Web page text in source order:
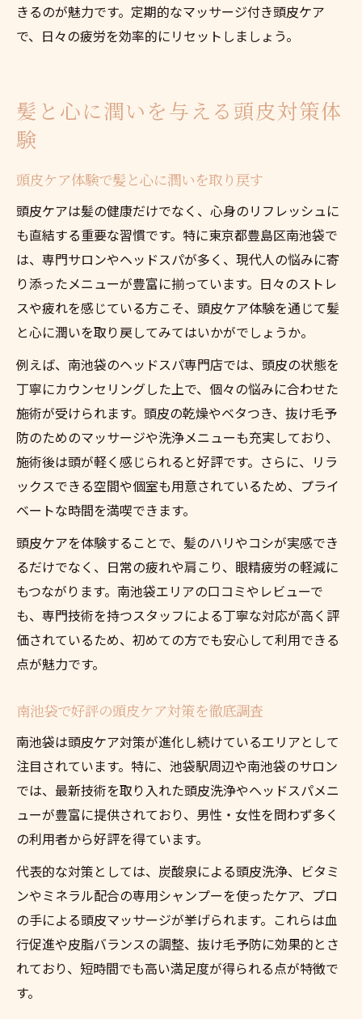
きるのが魅力です。定期的なマッサージ付き頭皮ケア
で、日々の疲労を効率的にリセットしましょう。
髪と心に潤いを与える頭皮対策体
験
頭皮ケア体験で髪と心に潤いを取り戻す
頭皮ケアは髪の健康だけでなく、心身のリフレッシュに
も直結する重要な習慣です。特に東京都豊島区南池袋で
は、専門サロンやヘッドスパが多く、現代人の悩みに寄
り添ったメニューが豊富に揃っています。日々のストレ
スや疲れを感じている方こそ、頭皮ケア体験を通じて髪
と心に潤いを取り戻してみてはいかがでしょうか。
例えば、南池袋のヘッドスパ専門店では、頭皮の状態を
丁寧にカウンセリングした上で、個々の悩みに合わせた
施術が受けられます。頭皮の乾燥やベタつき、抜け毛予
防のためのマッサージや洗浄メニューも充実しており、
施術後は頭が軽く感じられると好評です。さらに、リラ
ックスできる空間や個室も用意されているため、プライ
ベートな時間を満喫できます。
頭皮ケアを体験することで、髪のハリやコシが実感でき
るだけでなく、日常の疲れや肩こり、眼精疲労の軽減に
もつながります。南池袋エリアの口コミやレビューで
も、専門技術を持つスタッフによる丁寧な対応が高く評
価されているため、初めての方でも安心して利用できる
点が魅力です。
南池袋で好評の頭皮ケア対策を徹底調査
南池袋は頭皮ケア対策が進化し続けているエリアとして
注目されています。特に、池袋駅周辺や南池袋のサロン
では、最新技術を取り入れた頭皮洗浄やヘッドスパメニ
ューが豊富に提供されており、男性・女性を問わず多く
の利用者から好評を得ています。
代表的な対策としては、炭酸泉による頭皮洗浄、ビタミ
ンやミネラル配合の専用シャンプーを使ったケア、プロ
の手による頭皮マッサージが挙げられます。これらは血
行促進や皮脂バランスの調整、抜け毛予防に効果的とさ
れており、短時間でも高い満足度が得られる点が特徴で
す。